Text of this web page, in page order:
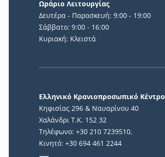
Ωράριο Λειτουργίας
Δευτέρα - Παρασκευή: 9:00 - 19:00
Σάββατο: 9:00 - 16:00
Κυριακή: Κλειστά
Ελληνικό Κρανιοπροσωπικό Κέντρο
Κηφισίας 296 & Ναυαρίνου 40
Χαλάνδρι Τ.Κ. 152 32
Τηλέφωνο: +30 210 7239510,
Κινητό: +30 694 461 2244